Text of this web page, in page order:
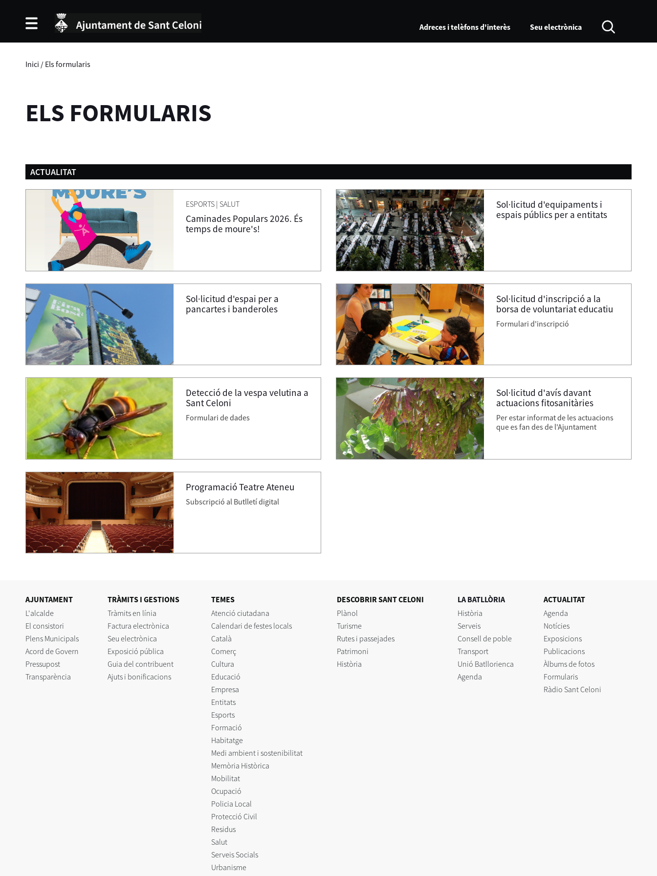
Adreces i telèfons d'interès Seu electrònica
Inici / Els formularis
ELS FORMULARIS
ACTUALITAT
ESPORTS | SALUT
Caminades Populars 2026. És
temps de moure's!
Sol·licitud d'equipaments i
espais públics per a entitats
Sol·licitud d'espai per a
pancartes i banderoles
Sol·licitud d'inscripció a la
borsa de voluntariat educatiu
Formulari d'inscripció
Detecció de la vespa velutina a
Sant Celoni
Formulari de dades
Sol·licitud d'avís davant
actuacions fitosanitàries
Per estar informat de les actuacions
que es fan des de l'Ajuntament
Programació Teatre Ateneu
Subscripció al Butlletí digital
AJUNTAMENT
L'alcalde
El consistori
Plens Municipals
Acord de Govern
Pressupost
Transparència
TRÀMITS I GESTIONS
Tràmits en línia
Factura electrònica
Seu electrònica
Exposició pública
Guia del contribuent
Ajuts i bonificacions
TEMES
Atenció ciutadana
Calendari de festes locals
Català
Comerç
Cultura
Educació
Empresa
Entitats
Esports
Formació
Habitatge
Medi ambient i sostenibilitat
Memòria Històrica
Mobilitat
Ocupació
Policia Local
Protecció Civil
Residus
Salut
Serveis Socials
Urbanisme
DESCOBRIR SANT CELONI
Plànol
Turisme
Rutes i passejades
Patrimoni
Història
LA BATLLÒRIA
Història
Serveis
Consell de poble
Transport
Unió Batllorienca
Agenda
ACTUALITAT
Agenda
Notícies
Exposicions
Publicacions
Àlbums de fotos
Formularis
Ràdio Sant Celoni